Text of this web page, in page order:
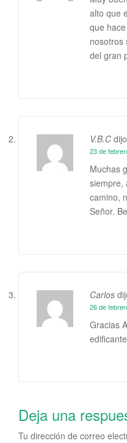
alto que
que
nosotros
del gran
V.B.C
23 de
Muchas
siempre,
camino,
Señor.
Carlos
26 de
Gracias
Deja una
Tu dirección de correo